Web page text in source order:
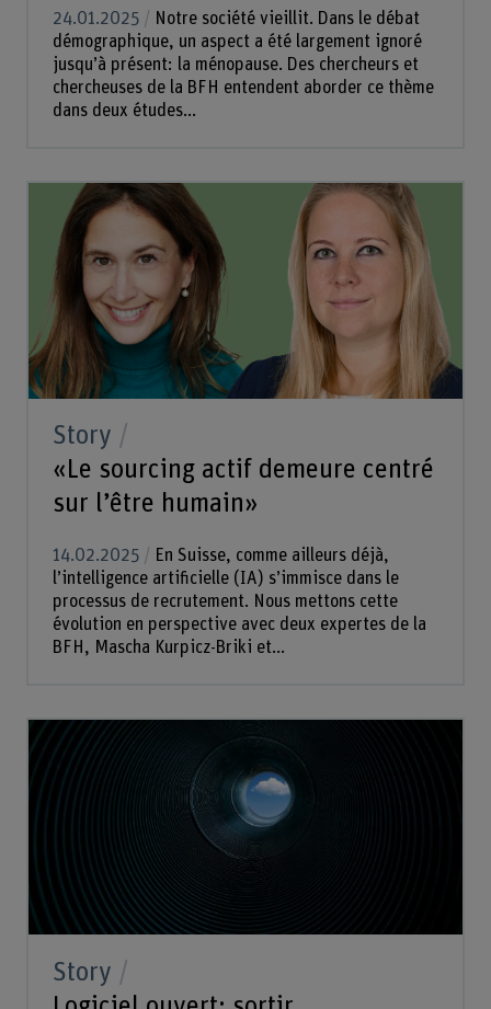
24.01.2025
Notre société vieillit. Dans le débat
démographique, un aspect a été largement ignoré
jusqu’à présent: la ménopause. Des chercheurs et
chercheuses de la BFH entendent aborder ce thème
dans deux études...
Story
«Le sourcing actif demeure centré
sur l’être humain»
14.02.2025
En Suisse, comme ailleurs déjà,
l’intelligence artificielle (IA) s’immisce dans le
processus de recrutement. Nous mettons cette
évolution en perspective avec deux expertes de la
BFH, Mascha Kurpicz-Briki et...
Story